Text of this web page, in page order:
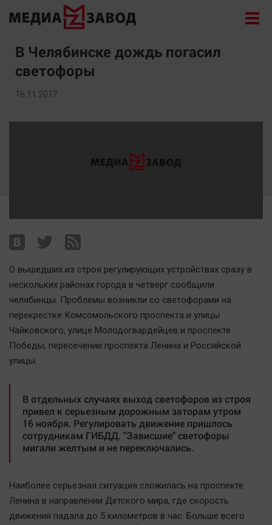
Новости
Экономика
Происшествия
Поиск
Наша победа
Общество
Политика
Курилка
Мнения
Спорт
Технологии
Отраслевые темы
Hедвижимость
В Челябинске дождь погасил
светофоры
16.11.2017
О вышедших из строя регулирующих устройствах сразу в
нескольких районах города в четверг сообщили
челябинцы. Проблемы возникли со светофорами на
перекрестке Комсомольского проспекта и улицы
Чайковского, улице Молодогвардейцев и проспекте
Победы, пересечении проспекта Ленина и Российской
улицы.
В отдельных случаях выход светофоров из строя
привел к серьезным дорожным заторам утром
16 ноября. Регулировать движение пришлось
сотрудникам ГИБДД. "Зависшие" светофоры
мигали желтым и не переключались.
Наиболее серьезная ситуация сложилась на проспекте
Ленина в направлении Детского мира, где скорость
движения падала до 5 километров в час. Больше всего